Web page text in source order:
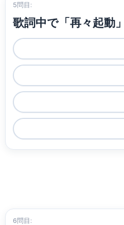
5問目:
歌詞中で「再々起動
6問目: